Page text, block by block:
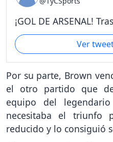
¡GOL DE ARSENAL!
Ver
Por su parte, Brown
el otro partido que
equipo del
necesitaba el triunfo
reducido y lo consiguió